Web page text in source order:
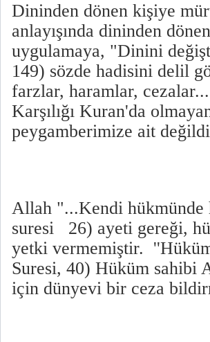
Dininden dönen kişiye
anlayışında dininden
uygulamaya, "Dinini
149) sözde hadisini delil
farzlar, haramlar,
Karşılığı Kuran'da
peygamberimize ait
Allah "...Kendi
suresi 26) ayeti gereği,
yetki vermemiştir.
Suresi, 40) Hüküm sahibi
için dünyevi bir ceza